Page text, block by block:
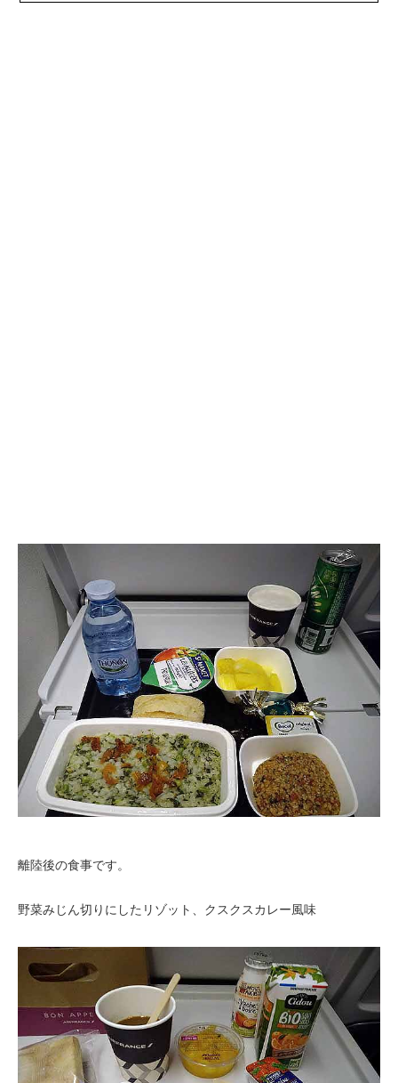
離陸後の食事です。
野菜みじん切りにしたリゾット、クスクスカレー風味